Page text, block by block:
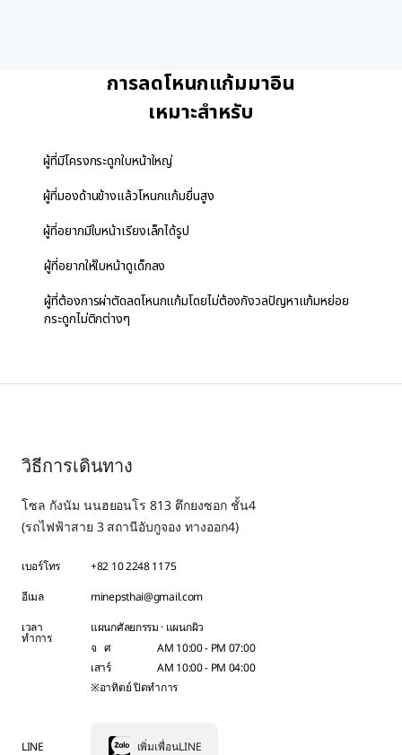
ผู้ที่มองด้านข้างแล้วโหนกแก้มยื่นสูง
ผู้ที่อยากมีใบหน้าเรียงเล็กได้รูป
ผู้ที่อยากให้ใบหน้าดูเด็กลง
ผู้ที่ต้องการผ่าตัดลดโหนกแก้มโดยไม่ต้องกังวลปัญหาแก้มหย่อย
กระดูกไม่ติกต่างๆ
วิธีการเดินทาง
โซล กังนัม นนฮยอนโร 813 ตึกยงซอก ชั้น4
(รถไฟฟ้าสาย 3 สถานีอับกูจอง ทางออก4)
เบอร์โทร +82 10 2248 1175
อีเมล minepsthai@gmail.com
เวลา
ทำการ
แผนกศัลยกรรม · แผนกผิว
จ ศ
AM 10:00 - PM 07:00
เสาร์
AM 10:00 - PM 04:00
※อาทิตย์ ปิดทำการ
LINE เพิ่มเพื่อนLINE